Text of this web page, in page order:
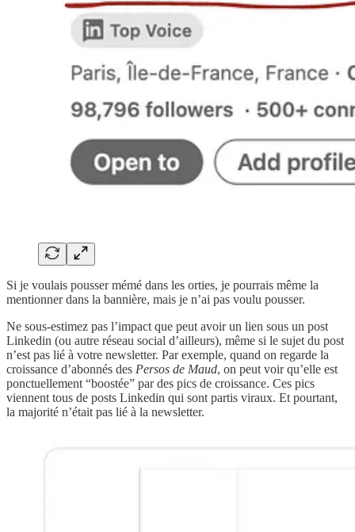
Si je voulais pousser mémé dans les orties, je pourrais même la
mentionner dans la bannière, mais je n’ai pas voulu pousser.
Ne sous-estimez pas l’impact que peut avoir un lien sous un post
Linkedin (ou autre réseau social d’ailleurs), même si le sujet du post
n’est pas lié à votre newsletter. Par exemple, quand on regarde la
croissance d’abonnés des Persos de Maud, on peut voir qu’elle est
ponctuellement “boostée” par des pics de croissance. Ces pics
viennent tous de posts Linkedin qui sont partis viraux. Et pourtant,
la majorité n’était pas lié à la newsletter.